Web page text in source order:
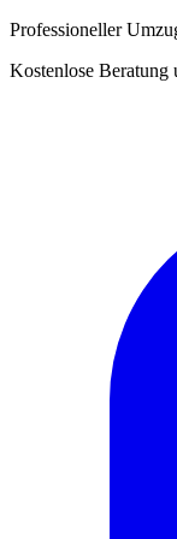
Professioneller
Kostenlose Beratung